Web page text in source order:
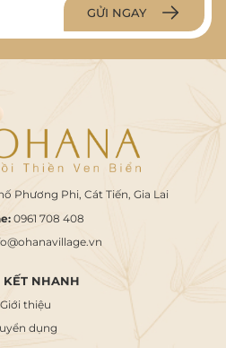
GỬI NGAY
Phương Phi, Cát Tiến, Gia Lai
0961 708 408
KẾT NHANH
Giới thiệu
dụng